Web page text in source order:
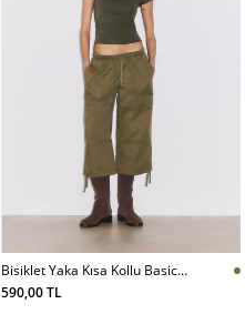
Bisiklet Yaka Kısa Kollu Basic
Tshirt
590,00 TL